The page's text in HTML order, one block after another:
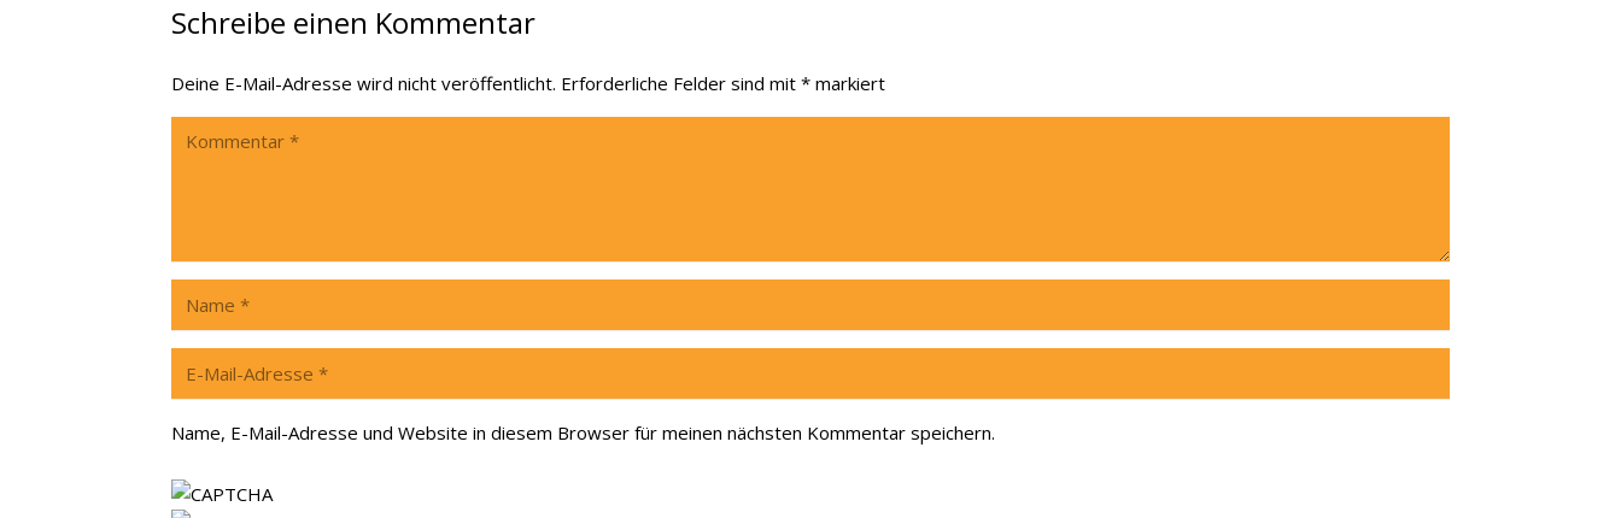
Schreibe einen Kommentar
Deine E-Mail-Adresse wird nicht veröffentlicht. Erforderliche Felder sind mit * markiert
Name, E-Mail-Adresse und Website in diesem Browser für meinen nächsten Kommentar speichern.